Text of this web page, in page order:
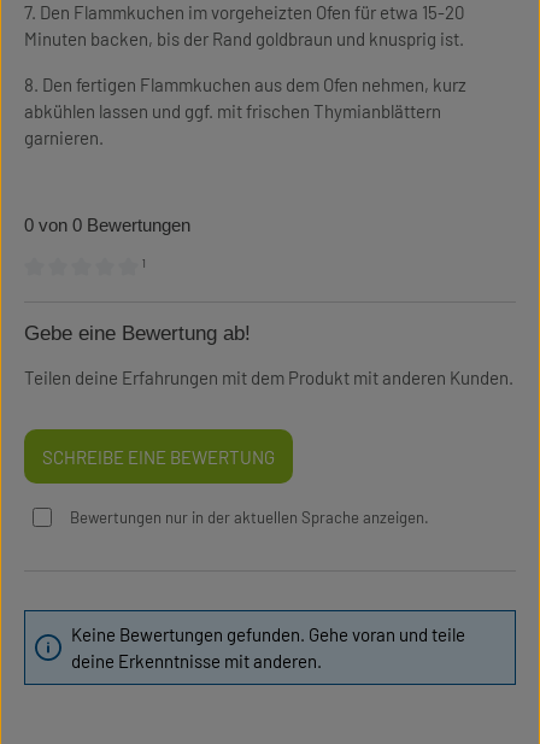
7. Den Flammkuchen im vorgeheizten Ofen für etwa 15-20
Minuten backen, bis der Rand goldbraun und knusprig ist.
8. Den fertigen Flammkuchen aus dem Ofen nehmen, kurz
abkühlen lassen und ggf. mit frischen Thymianblättern
garnieren.
0 von 0 Bewertungen
¹
Gebe eine Bewertung ab!
Teilen deine Erfahrungen mit dem Produkt mit anderen Kunden.
SCHREIBE EINE BEWERTUNG
Bewertungen nur in der aktuellen Sprache anzeigen.
Keine Bewertungen gefunden. Gehe voran und teile
deine Erkenntnisse mit anderen.